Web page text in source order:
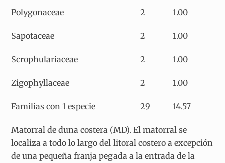
Polygonaceae 2 1.00
Sapotaceae 2 1.00
Scrophulariaceae 2 1.00
Zigophyllaceae 2 1.00
Familias con 1 especie 29 14.57
Matorral de duna costera (MD). El matorral se
localiza a todo lo largo del litoral costero a excepción
de una pequeña franja pegada a la entrada de la